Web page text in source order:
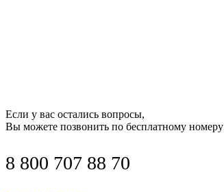
Если у вас остались вопросы,
Вы можете позвонить по бесплатному номеру
8 800 707 88 70